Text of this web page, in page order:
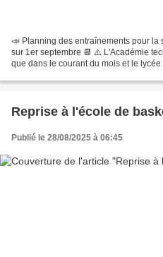
📣 Planning des entraînements pour
sur 1er septembre 📆 ⚠️ L'Académie
que dans le courant du mois et le
Reprise à l'école de
Publié le 28/08/2025 à 06:45